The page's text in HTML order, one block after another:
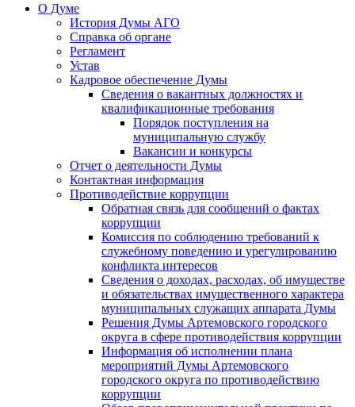
О Думе
История Думы АГО
Справка об органе
Регламент
Устав
Кадровое обеспечение Думы
Сведения о вакантных должностях и
квалификационные требования
Порядок поступления на
муниципальную службу
Вакансии и конкурсы
Отчет о деятельности Думы
Контактная информация
Противодействие коррупции
Обратная связь для сообщений о фактах
коррупции
Комиссия по соблюдению требований к
служебному поведению и урегулированию
конфликта интересов
Сведения о доходах, расходах, об имуществе
и обязательствах имущественного характера
муниципальных служащих аппарата Думы
Решения Думы Артемовского городского
округа в сфере противодействия коррупции
Информация об исполнении плана
мероприятий Думы Артемовского
городского округа по противодействию
коррупции